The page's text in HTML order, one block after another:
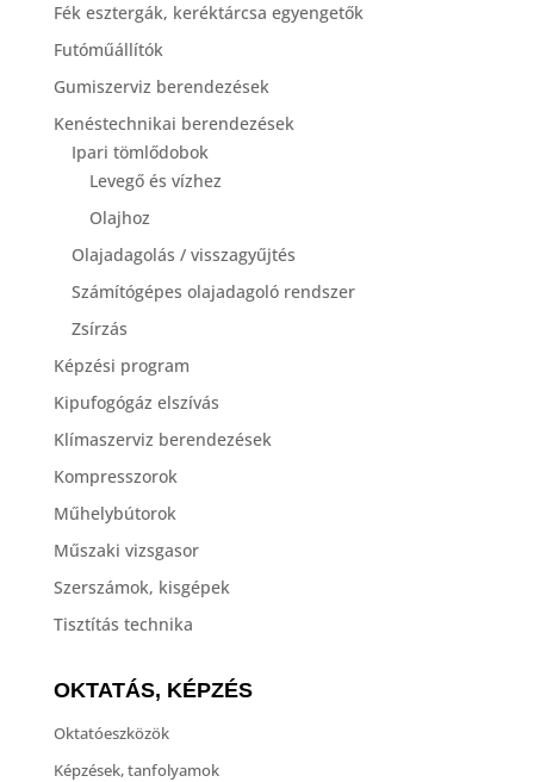
Fék esztergák, keréktárcsa egyengetők
Futóműállítók
Gumiszerviz berendezések
Kenéstechnikai berendezések
Ipari tömlődobok
Levegő és vízhez
Olajhoz
Olajadagolás / visszagyűjtés
Számítógépes olajadagoló rendszer
Zsírzás
Képzési program
Kipufogógáz elszívás
Klímaszerviz berendezések
Kompresszorok
Műhelybútorok
Műszaki vizsgasor
Szerszámok, kisgépek
Tisztítás technika
OKTATÁS, KÉPZÉS
Oktatóeszközök
Képzések, tanfolyamok